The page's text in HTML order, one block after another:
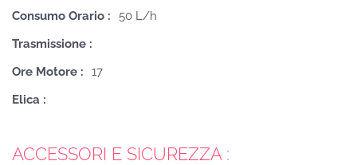
Consumo Orario :
50 L/h
Trasmissione :
Ore Motore :
17
Elica :
ACCESSORI E SICUREZZA :